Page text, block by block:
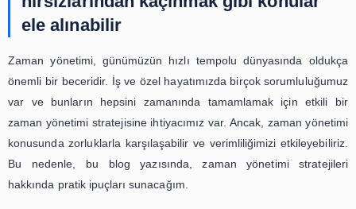
Sonuç olarak, zaman yönetimi stratejileri, verimliliği
başarıya ulaşmak için oldukça önemlidir. Önceliklerinizi
zamanınızı etkili bir şekilde kullanın,
otomatikleştirin, düzenli mola verin ve planlarınızı esnek
stratejileri uygulayarak, zamanınızı daha verimli
kullanabilir ve başarıya ulaşabilirsiniz. Unutmayın,
becerileri herkes için öğrenilebilir ve geliştirilebilir.